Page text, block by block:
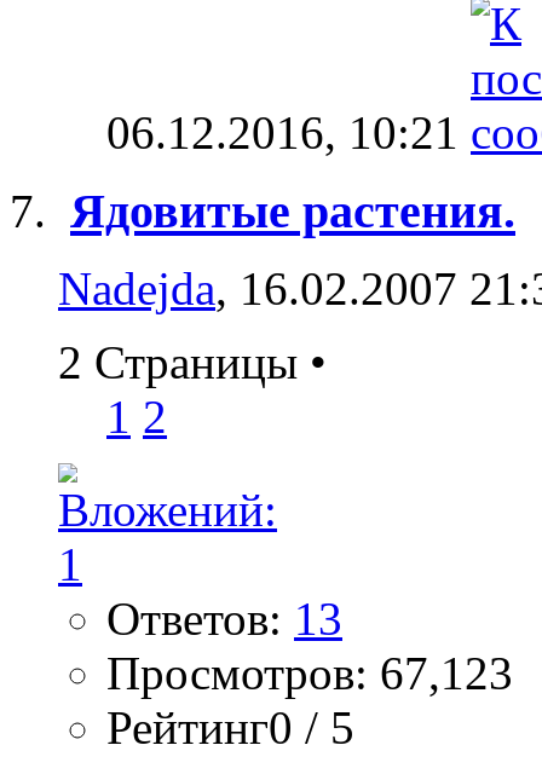
06.12.2016, 10:21
Ядовитые растения.
Nadejda, 16.02.2007
2 Страницы •
1 2
Ответов: 13
Просмотров: 67,123
Рейтинг0 / 5